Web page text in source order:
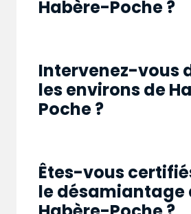
Habère-Poche ?
Intervenez-vous
les environs de
Poche ?
Êtes-vous
le désamiantage